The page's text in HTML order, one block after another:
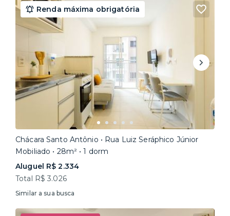
Renda máxima obrigatória
Chácara Santo Antônio • Rua Luiz Seráphico Júnior
Mobiliado • 28m² • 1 dorm
Aluguel R$ 2.334
Total R$ 3.026
Similar a sua busca